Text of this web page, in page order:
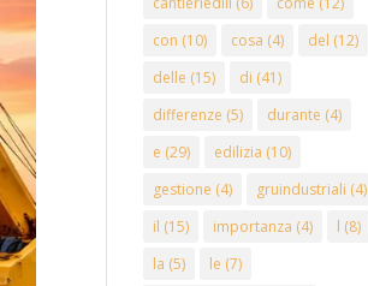
con (10) cosa (4) del (12)
delle (15) di (41)
differenze (5) durante (4)
e (29) edilizia (10)
gestione (4) gruindustriali (4)
il (15) importanza (4) l (8)
la (5) le (7)